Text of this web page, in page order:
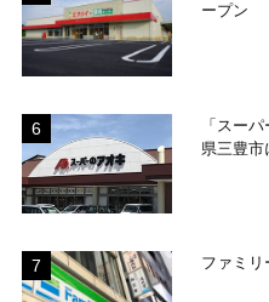
ープン
「スー
県三豊市
ファミリ